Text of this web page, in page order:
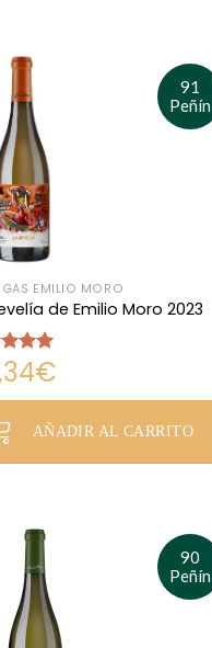
91
Peñín
EMILIO MORO
de Emilio Moro 2023
5.00 €
AÑADIR AL CARRITO
90
Peñín